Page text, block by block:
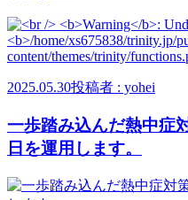
2025.05.30投稿者 : yohei
一歩踏み込んだ熱中症
日を運用します。